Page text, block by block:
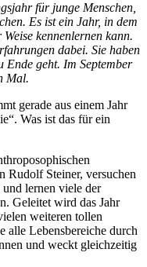
für junge Menschen,
Es ist ein Jahr, in dem
kennenlernen kann.
dabei. Sie haben
Ende geht. Im September
Mal.
gerade aus einem Jahr
Was ist das für ein
Rudolf Steiner, versuchen
lernen viele der
Geleitet wird das Jahr
weiteren tollen
alle Lebensbereiche durch
und weckt gleichzeitig